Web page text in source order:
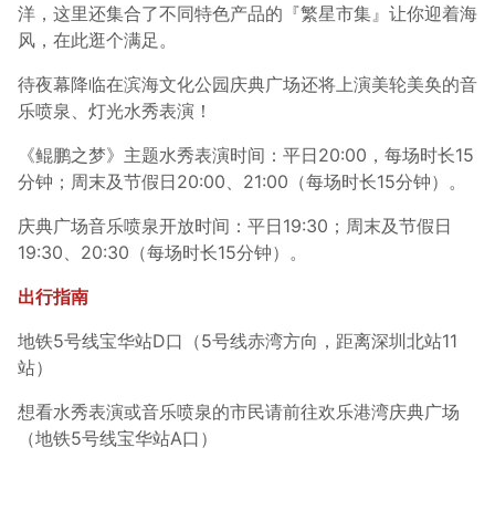
洋，这里还集合了不同特色产品的『繁星市集』让你迎着海
风，在此逛个满足。
待夜幕降临在滨海文化公园庆典广场还将上演美轮美奂的音
乐喷泉、灯光水秀表演！
《鲲鹏之梦》主题水秀表演时间：平日20:00，每场时长15
分钟；周末及节假日20:00、21:00（每场时长15分钟）。
庆典广场音乐喷泉开放时间：平日19:30；周末及节假日
19:30、20:30（每场时长15分钟）。
出行指南
地铁5号线宝华站D口（5号线赤湾方向，距离深圳北站11
站）
想看水秀表演或音乐喷泉的市民请前往欢乐港湾庆典广场
（地铁5号线宝华站A口）